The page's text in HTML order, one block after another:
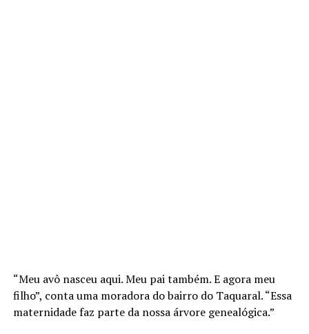
“Meu avô nasceu aqui. Meu pai também. E agora meu
filho”, conta uma moradora do bairro do Taquaral. “Essa
maternidade faz parte da nossa árvore genealógica.”